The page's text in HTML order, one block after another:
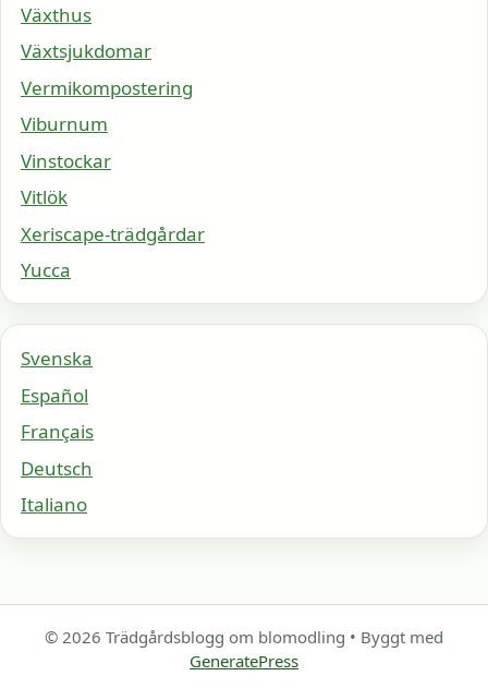
Växthus
Växtsjukdomar
Vermikompostering
Viburnum
Vinstockar
Vitlök
Xeriscape-trädgårdar
Yucca
Svenska
Español
Français
Deutsch
Italiano
© 2026 Trädgårdsblogg om blomodling • Byggt med
GeneratePress